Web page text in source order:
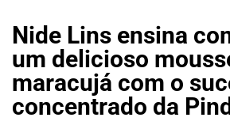
Nide Lins ensina
um delicioso
maracujá com o
concentrado da